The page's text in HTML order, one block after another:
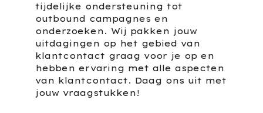
tijdelijke ondersteuning tot
outbound campagnes en
onderzoeken. Wij pakken jouw
uitdagingen op het gebied van
klantcontact graag voor je op en
hebben ervaring met alle aspecten
van klantcontact. Daag ons uit met
jouw vraagstukken!